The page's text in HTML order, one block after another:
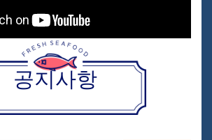
공지사항